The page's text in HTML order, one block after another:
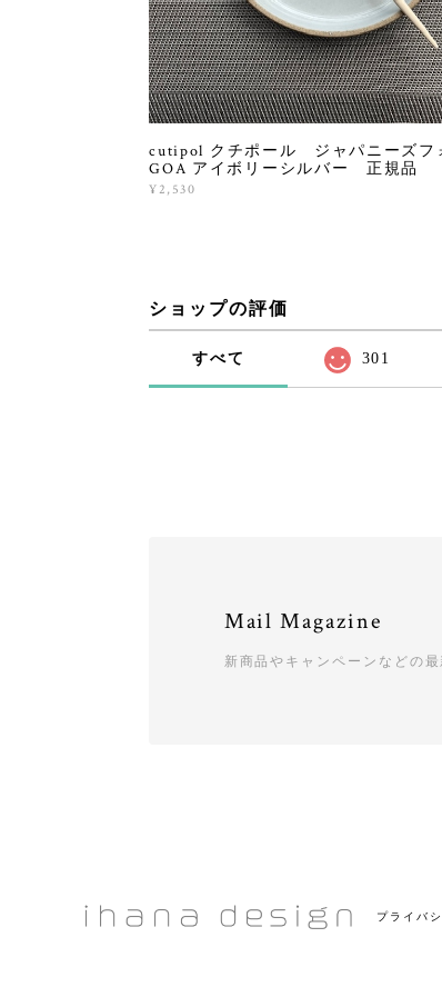
cutipol クチポール ジャパニーズ
GOA アイボリーシルバー 正規品
¥2,530
ショップの評価
すべて 301
Mail Magazine
新商品やキャンペーンなどの
プライバ